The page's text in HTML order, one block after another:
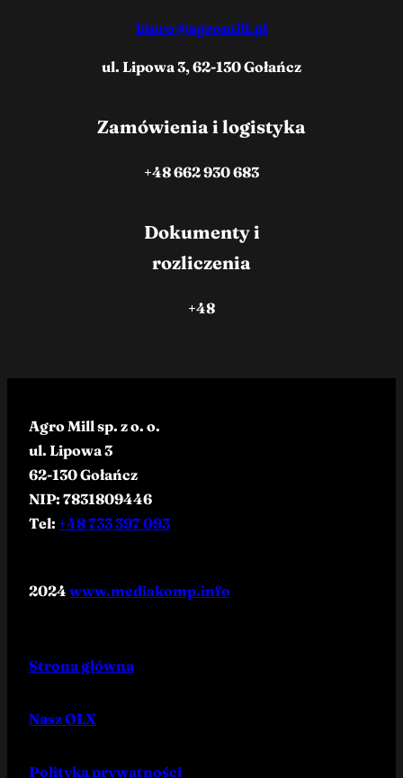
biuro@agromill.pl
ul. Lipowa 3, 62-130 Gołańcz
Zamówienia i logistyka
+48 662 930 683
Dokumenty i
rozliczenia
+48
Agro Mill sp. z o. o.
ul. Lipowa 3
62-130 Gołańcz
NIP: 7831809446
Tel: +48 733 397 093
2024 www.mediakomp.info
Strona główna
Nasz OLX
Polityka prywatności